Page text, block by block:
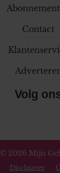
Contact
Volg
© 2026 Mijn
Disclaimer